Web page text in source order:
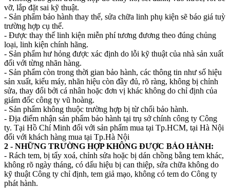
vỡ, lắp đặt sai kỹ thuật.
- Sản phẩm bảo hành thay thế, sửa chữa linh phụ kiện sẽ báo giá tuỳ
trường hợp cụ thể.
- Được thay thế linh kiện miễn phí tương đương theo đúng chủng
loại, linh kiện chính hãng.
- Sản phẩm hư hỏng được xác định do lỗi kỹ thuật của nhà sản xuất
đối với từng nhãn hàng.
- Sản phẩm còn trong thời gian bảo hành, các thông tin như số hiệu
sản xuất, kiểu máy, nhãn hiệu còn đầy đủ, rõ ràng, không bị chỉnh
sửa, thay đổi bởi cá nhân hoặc đơn vị khác không do chỉ định của
giám đốc công ty vũ hoàng.
- Sản phẩm không thuộc trường hợp bị từ chối bảo hành.
- Địa điểm nhận sản phẩm bảo hành tại trụ sở chính công ty Công
ty. Tại Hồ Chí Minh đối với sản phẩm mua tại Tp.HCM, tại Hà Nội
đối với khách hàng mua tại Tp.Hà Nội
2 - NHỮNG TRƯỜNG HỢP KHÔNG ĐƯỢC BẢO HÀNH:
- Rách tem, bị tẩy xoá, chỉnh sửa hoặc bị dán chồng bằng tem khác,
không rõ ngày tháng, có dấu hiệu bị can thiệp, sửa chữa không do
kỹ thuật Công ty chỉ định, tem giả mạo, không có tem do Công ty
phát hành.